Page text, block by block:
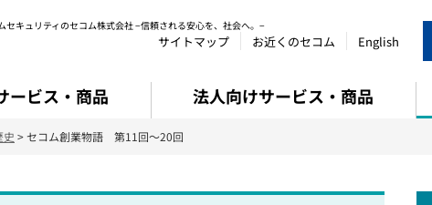
サイトマップ お近くのセコム English
ービス・商品 法人向けサービス・商品
キュリティのセコム株式会社 −信頼される安心を、社会へ。−
史 > セコム創業物語 第11回〜20回